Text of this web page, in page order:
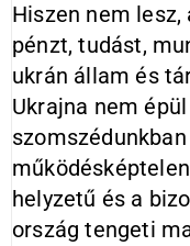
Hiszen nem
pénzt, tudást,
ukrán állam és
Ukrajna nem
helyzetű és a
ország tengeti